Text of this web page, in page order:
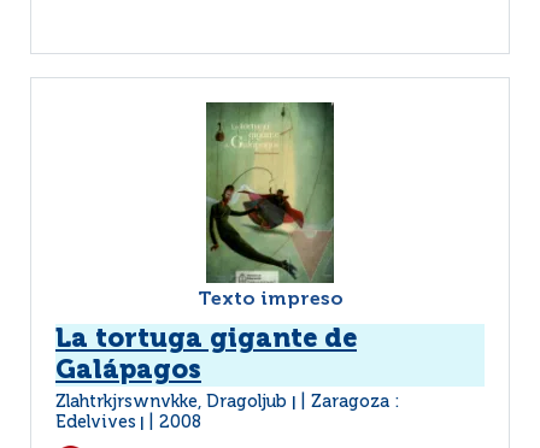
Texto impreso
La tortuga gigante de
Galápagos
Zlahtrkjrswnvkke, Dragoljub
Zaragoza :
Edelvives
2008